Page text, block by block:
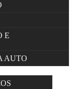
E
AUTO